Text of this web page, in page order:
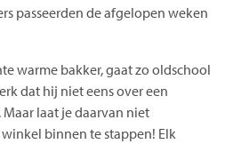
passeerden de afgelopen weken
warme bakker, gaat zo oldschool
dat hij niet eens over een
laat je daarvan niet
binnen te stappen! Elk